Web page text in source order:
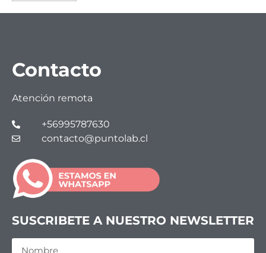
Contacto
Atención remota
+56995787630
contacto@puntolab.cl
SUSCRIBETE A NUESTRO NEWSLETTER